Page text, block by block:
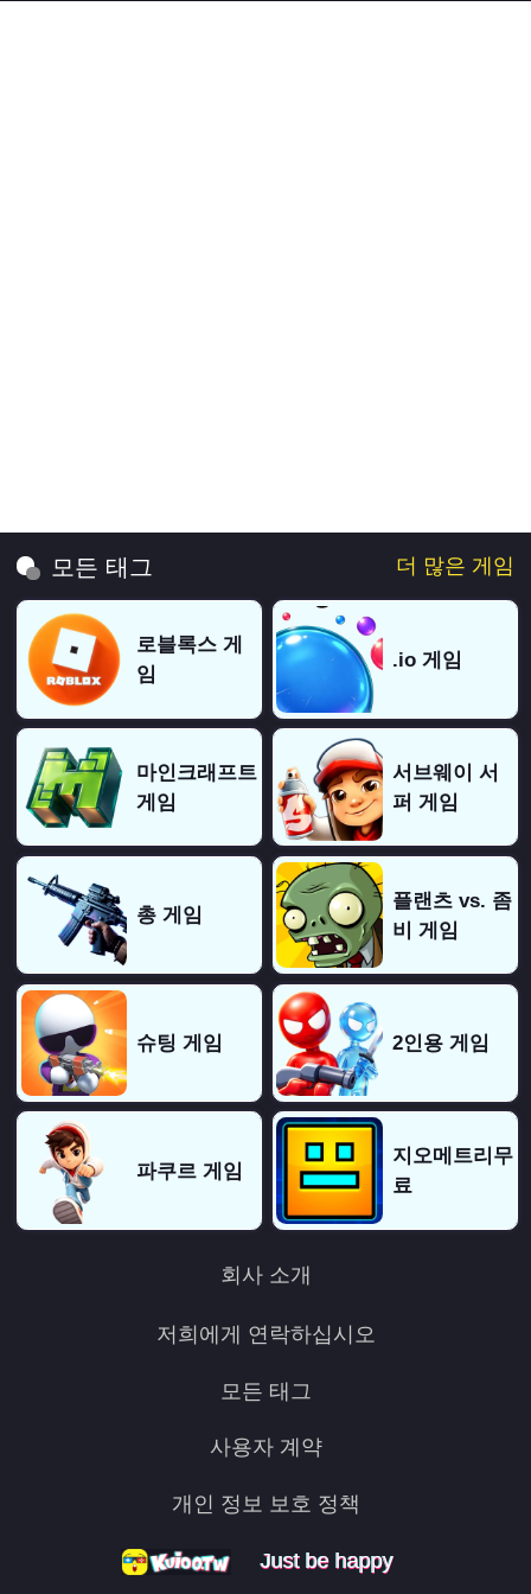
모든 태그 더 많은 게임
로블록스 게
임
.io 게임
마인크래프트
게임
서브웨이 서
퍼 게임
총 게임
플랜츠 vs. 좀
비 게임
슈팅 게임 2인용 게임
파쿠르 게임
지오메트리무
료
회사 소개
저희에게 연락하십시오
모든 태그
사용자 계약
개인 정보 보호 정책
Just be happy
Just be happy
Just be happy